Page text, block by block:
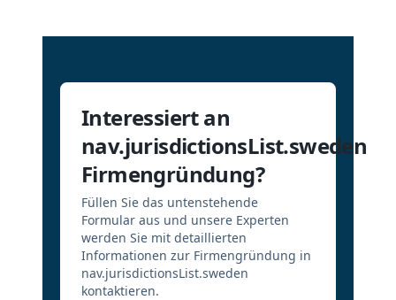
Interessiert an
nav.jurisdictionsList.sweden
Firmengründung?
Füllen Sie das untenstehende
Formular aus und unsere Experten
werden Sie mit detaillierten
Informationen zur Firmengründung in
nav.jurisdictionsList.sweden
kontaktieren.